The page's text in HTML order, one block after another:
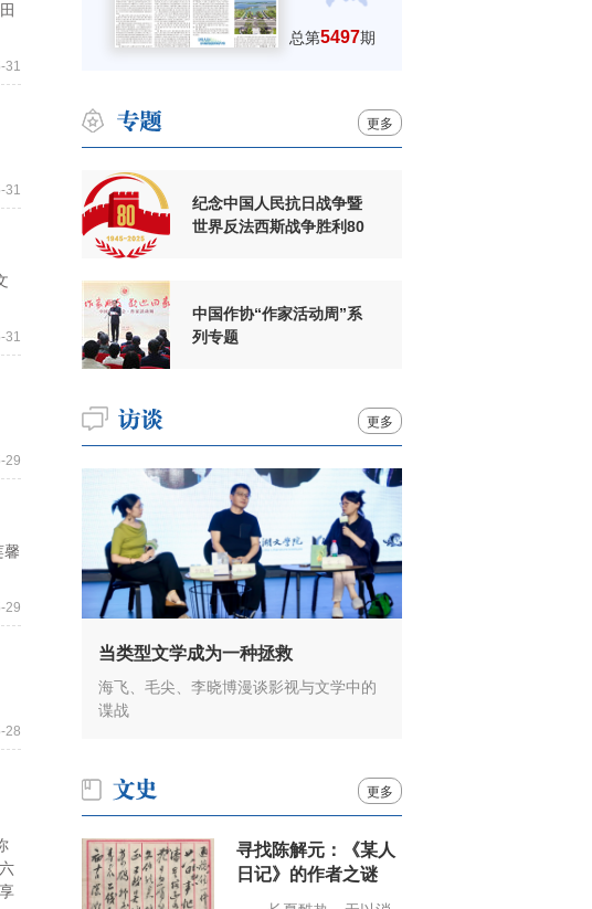
31
31
31
29
29
28
总第5497期
更多
纪念中国人民抗日战争暨
世界反法西斯战争胜利80
中国作协“作家活动周”系
列专题
更多
当类型文学成为一种拯救
海飞、毛尖、李晓博漫谈影视与文学中的
谍战
更多
寻找陈解元：《某人
日记》的作者之谜